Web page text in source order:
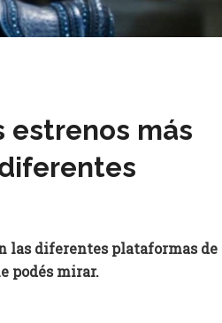
estrenos más
las diferentes plataformas de
podés mirar.